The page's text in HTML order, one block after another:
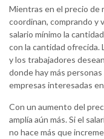
Mientras en el precio de
coordinan, comprando y
salario mínimo la
con la cantidad ofrecida.
y los trabajadores
donde hay más
empresas interesadas
Con un aumento del
amplía aún más. Si el
no hace más que